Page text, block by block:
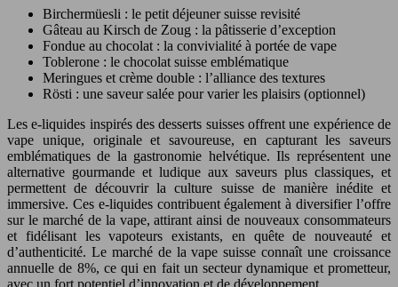
Birchermüesli : le petit déjeuner suisse revisité
Gâteau au Kirsch de Zoug : la pâtisserie d’exception
Fondue au chocolat : la convivialité à portée de vape
Toblerone : le chocolat suisse emblématique
Meringues et crème double : l’alliance des textures
Rösti : une saveur salée pour varier les plaisirs (optionnel)
Les e-liquides inspirés des desserts suisses offrent une expérience de
vape unique, originale et savoureuse, en capturant les saveurs
emblématiques de la gastronomie helvétique. Ils représentent une
alternative gourmande et ludique aux saveurs plus classiques, et
permettent de découvrir la culture suisse de manière inédite et
immersive. Ces e-liquides contribuent également à diversifier l’offre
sur le marché de la vape, attirant ainsi de nouveaux consommateurs
et fidélisant les vapoteurs existants, en quête de nouveauté et
d’authenticité. Le marché de la vape suisse connaît une croissance
annuelle de 8%, ce qui en fait un secteur dynamique et prometteur,
avec un fort potentiel d’innovation et de développement.